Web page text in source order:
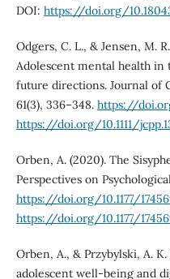
DOI: https://doi.org/
Odgers, C. L., & Jensen, M.
Adolescent mental health in
future directions. Journal of
61(3), 336–348. https://
https://doi.org/10.1111/
Orben, A. (2020). The
Perspectives on Psychological
https://doi.org/10.1177/
https://doi.org/10.1177/
Orben, A., & Przybylski, A.
adolescent well-being and